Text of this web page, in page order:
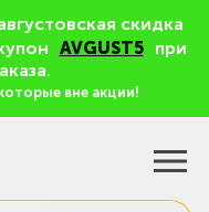
скидка
AVGUST5
при
вне акции!